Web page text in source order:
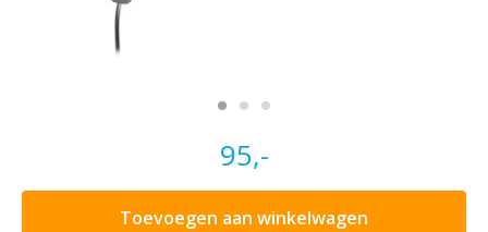
95,-
Toevoegen aan winkelwagen